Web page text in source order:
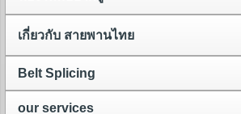
เกี่ยวกับ สายพานไทย
Belt Splicing
our services